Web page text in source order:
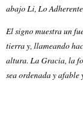
abajo Li, Lo
El signo muestra un
tierra y, llameando
altura. La Gracia, la
sea ordenada y afable